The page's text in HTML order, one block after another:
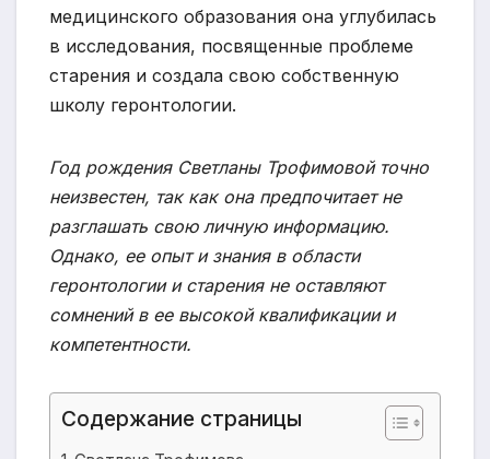
медицинского образования она углубилась
в исследования, посвященные проблеме
старения и создала свою собственную
школу геронтологии.
Год рождения Светланы Трофимовой точно
неизвестен, так как она предпочитает не
разглашать свою личную информацию.
Однако, ее опыт и знания в области
геронтологии и старения не оставляют
сомнений в ее высокой квалификации и
компетентности.
Содержание страницы